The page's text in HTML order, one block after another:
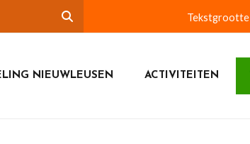
Tekstgrootte
NIEUWLEUSEN ACTIVITEITEN